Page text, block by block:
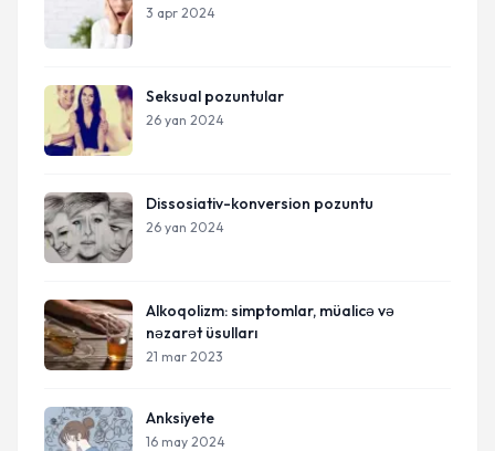
3 apr 2024
Seksual pozuntular
26 yan 2024
Dissosiativ-konversion pozuntu
26 yan 2024
Alkoqolizm: simptomlar, müalicə və
nəzarət üsulları
21 mar 2023
Anksiyete
16 may 2024